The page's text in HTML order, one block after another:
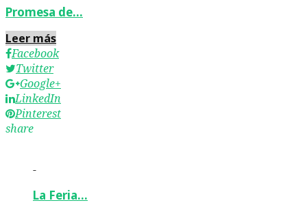
Promesa de…
Leer más
Facebook
Twitter
Google+
LinkedIn
Pinterest
share
-
La Feria…